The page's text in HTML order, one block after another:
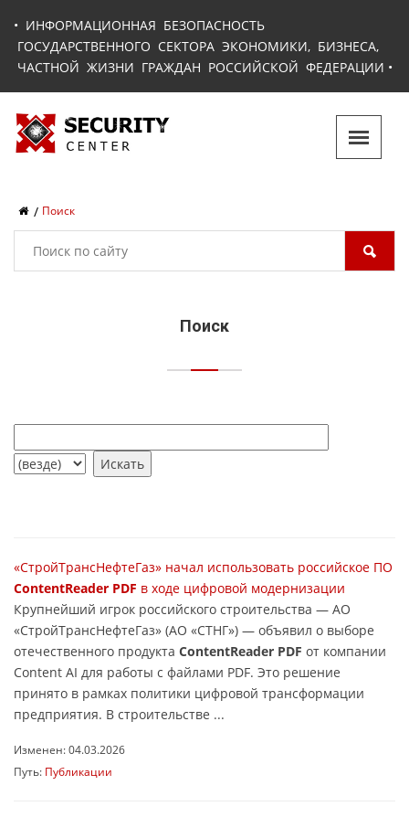
• ИНФОРМАЦИОННАЯ БЕЗОПАСНОСТЬ
ГОСУДАРСТВЕННОГО СЕКТОРА ЭКОНОМИКИ, БИЗНЕСА,
ЧАСТНОЙ ЖИЗНИ ГРАЖДАН РОССИЙСКОЙ ФЕДЕРАЦИИ •
Поиск
Поиск
«СтройТрансНефтеГаз» начал использовать российское ПО
ContentReader PDF в ходе цифровой модернизации
Крупнейший игрок российского строительства — АО
«СтройТрансНефтеГаз» (АО «СТНГ») — объявил о выборе
отечественного продукта ContentReader PDF от компании
Content AI для работы с файлами PDF. Это решение
принято в рамках политики цифровой трансформации
предприятия. В строительстве ...
Изменен: 04.03.2026
Путь: Публикации